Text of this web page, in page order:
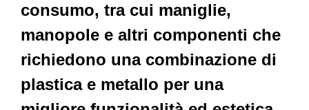
consumo, tra cui maniglie,
manopole e altri componenti che
richiedono una combinazione di
plastica e metallo per una